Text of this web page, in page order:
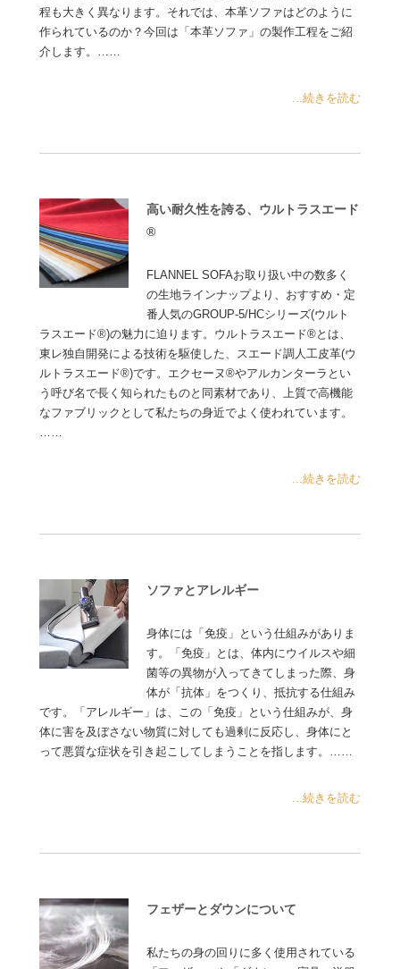
程も大きく異なります。それでは、本革ソファはどのように
作られているのか？今回は「本革ソファ」の製作工程をご紹
介します。……
...続きを読む
高い耐久性を誇る、ウルトラスエード
®
FLANNEL SOFAお取り扱い中の数多く
の生地ラインナップより、おすすめ・定
番人気のGROUP-5/HCシリーズ(ウルト
ラスエード®)の魅力に迫ります。ウルトラスエード®とは、
東レ独自開発による技術を駆使した、スエード調人工皮革(ウ
ルトラスエード®)です。エクセーヌ®やアルカンターラとい
う呼び名で長く知られたものと同素材であり、上質で高機能
なファブリックとして私たちの身近でよく使われています。
……
...続きを読む
ソファとアレルギー
身体には「免疫」という仕組みがありま
す。「免疫」とは、体内にウイルスや細
菌等の異物が入ってきてしまった際、身
体が「抗体」をつくり、抵抗する仕組み
です。「アレルギー」は、この「免疫」という仕組みが、身
体に害を及ぼさない物質に対しても過剰に反応し、身体にと
って悪質な症状を引き起こしてしまうことを指します。……
...続きを読む
フェザーとダウンについて
私たちの身の回りに多く使用されている